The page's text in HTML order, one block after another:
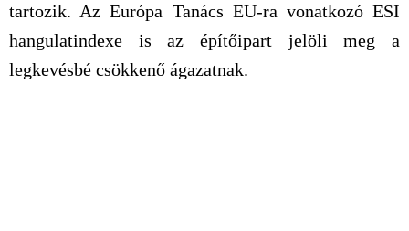
tartozik. Az Európa Tanács EU-ra vonatkozó ESI
hangulatindexe is az építőipart jelöli meg a
legkevésbé csökkenő ágazatnak.